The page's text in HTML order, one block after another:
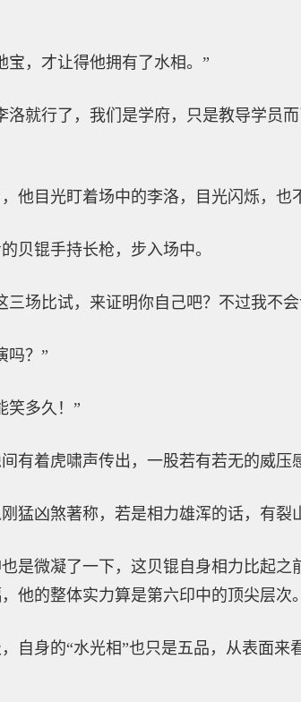
宝，才让得他拥有了水相。”
洛就行了，我们是学府，只是教导学员
他目光盯着场中的李洛，目光闪烁，也
贝锟手持长枪，步入场中。
场比试，来证明你自己吧？不过我不会
吗？”
笑多久！”
有着虎啸声传出，一股若有若无的威压
猛凶煞著称，若是相力雄浑的话，有裂
是微凝了一下，这贝锟自身相力比起之
他的整体实力算是第六印中的顶尖层次。
自身的“水光相”也只是五品，从表面来